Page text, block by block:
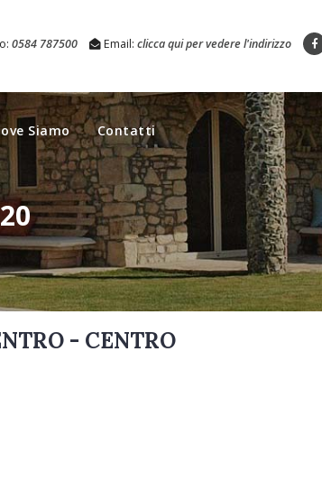
0584 787500 Email: clicca qui per vedere l'indirizzo
Siamo Contatti
- CENTRO